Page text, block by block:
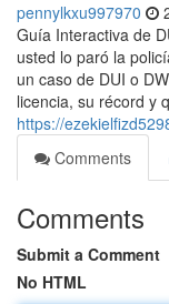
pennylkxu997970
Guía Interactiva de
usted lo paró la
un caso de DUI o
licencia, su récord y
https://
Comments
Comments
Submit a Comment
No HTML